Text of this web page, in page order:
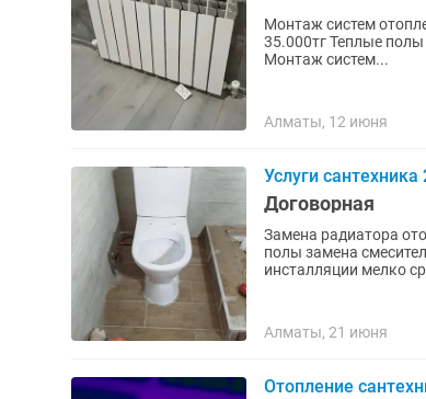
Монтаж систем отопления,
35.000тг Теплые полы от 2000тг Радиаторы от 15000тг Устранение протечек от 15000тг
Монтаж систем...
Алматы, 12 июня
Услуги сантехника
Договорная
Замена радиатора
полы замена
инсталляции мелко
Алматы, 21 июня
Отопление